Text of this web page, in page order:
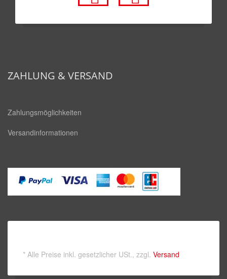
square
ZAHLUNG & VERSAND
Zahlungsmöglichkeiten
Versandinformationen
* Alle Preise inkl. gesetzlicher USt., zzgl. Versand